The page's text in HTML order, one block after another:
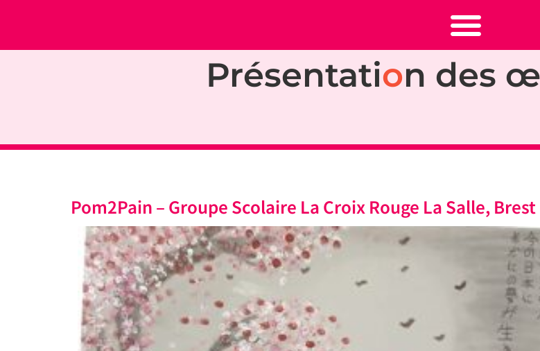
Présentation des
Pom2Pain – Groupe Scolaire La Croix Rouge La Salle, Brest